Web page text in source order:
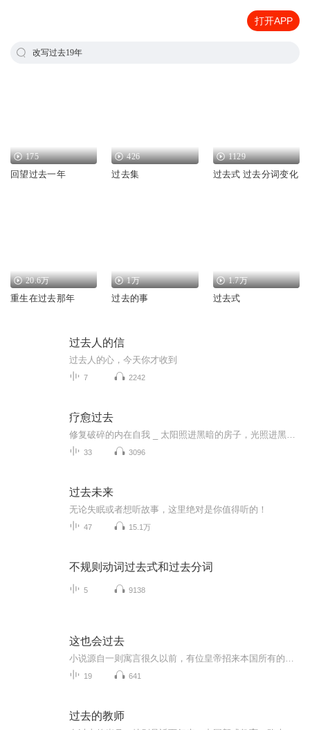
打开APP
改写过去19年
175
回望过去一年
426
过去集
1129
过去式 过去分词变化
20.6万
重生在过去那年
1万
过去的事
1.7万
过去式
过去人的信
过去人的心，今天你才收到
7 2242
疗愈过去
33 3096
过去未来
无论失眠或者想听故事，这里绝对是你值得听的！
47 15.1万
不规则动词过去式和过去分词
5 9138
这也会过去
19 641
过去的教师